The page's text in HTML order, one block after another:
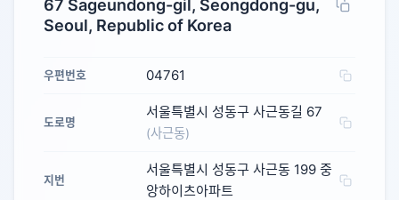
67 Sageundong-gil, Seongdong-gu,
Seoul, Republic of Korea
우편번호 04761
도로명
서울특별시 성동구 사근동길 67
(사근동)
지번
서울특별시 성동구 사근동 199 중
앙하이츠아파트